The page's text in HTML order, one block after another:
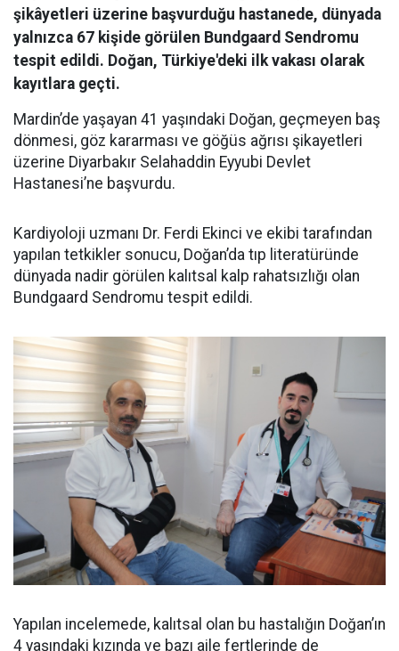
şikâyetleri üzerine başvurduğu hastanede, dünyada
yalnızca 67 kişide görülen Bundgaard Sendromu
tespit edildi. Doğan, Türkiye'deki ilk vakası olarak
kayıtlara geçti.
Mardin’de yaşayan 41 yaşındaki Doğan, geçmeyen baş
dönmesi, göz kararması ve göğüs ağrısı şikayetleri
üzerine Diyarbakır Selahaddin Eyyubi Devlet
Hastanesi’ne başvurdu.
Kardiyoloji uzmanı Dr. Ferdi Ekinci ve ekibi tarafından
yapılan tetkikler sonucu, Doğan’da tıp literatüründe
dünyada nadir görülen kalıtsal kalp rahatsızlığı olan
Bundgaard Sendromu tespit edildi.
Yapılan incelemede, kalıtsal olan bu hastalığın Doğan’ın
4 yaşındaki kızında ve bazı aile fertlerinde de